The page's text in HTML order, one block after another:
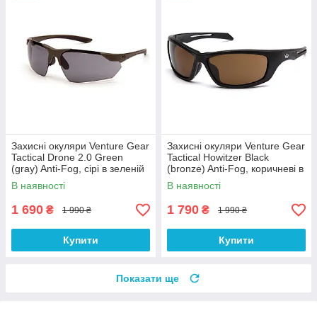
Захисні окуляри Venture Gear
Tactical Drone 2.0 Green
(gray) Anti-Fog, сірі в зеленій
оправі
В наявності
1 690 ₴ 1 990 ₴
Купити
Захисні окуляри Venture Gear
Tactical Howitzer Black
(bronze) Anti-Fog, коричневі в
чорній оправі
В наявності
1 790 ₴ 1 990 ₴
Купити
Показати ще